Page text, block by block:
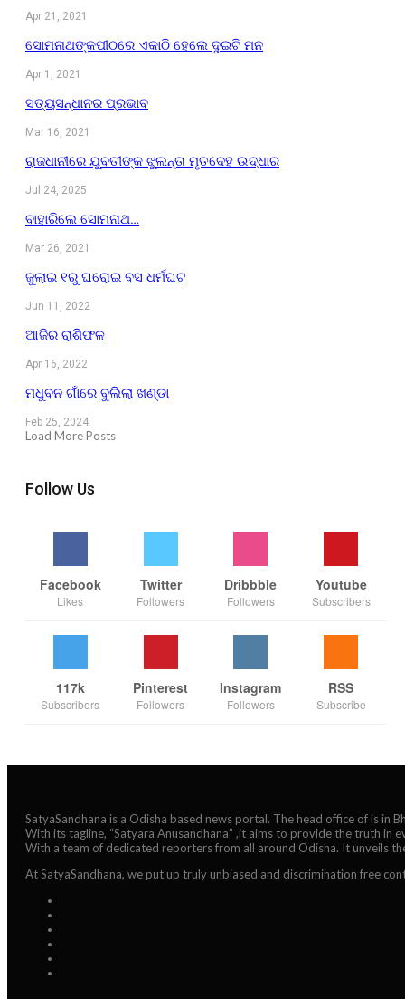
Apr 21, 2021
ସୋମନାଥଙ୍କପୀଠରେ ଏକାଠି ହେଲେ ଦୁଇଟି ମନ
Apr 1, 2021
ସତ୍ୟସନ୍ଧାନର ପ୍ରଭାବ
Mar 16, 2021
ରାଜଧାନୀରେ ଯୁବତୀଙ୍କ ଝୁଲନ୍ତା ମୃତଦେହ ଉଦ୍ଧାର
Jul 24, 2025
ବାହାରିଲେ ସୋମନାଥ…
Mar 26, 2021
ଜୁଲାଇ ୧ରୁ ଘରୋଇ ବସ ଧର୍ମଘଟ
Jun 11, 2022
ଆଜିର ରାଶିଫଳ
Apr 16, 2022
ମଧୁବନ ଗାଁରେ ବୁଲିଲା ଖଣ୍ଡା
Feb 25, 2024
Load More Posts
Follow Us
Facebook
Likes
Twitter
Followers
Dribbble
Followers
Youtube
Subscribers
117k
Subscribers
Pinterest
Followers
Instagram
Followers
RSS
Subscribe
SatyaSandhana is a Odisha based news portal. The head office of is in
With its tagline, “Satyara Anusandhana” ,it aims to provide the truth in
With a team of dedicated reporters from all around Odisha. It unveils
At SatyaSandhana, we put up truly unbiased and discrimination free